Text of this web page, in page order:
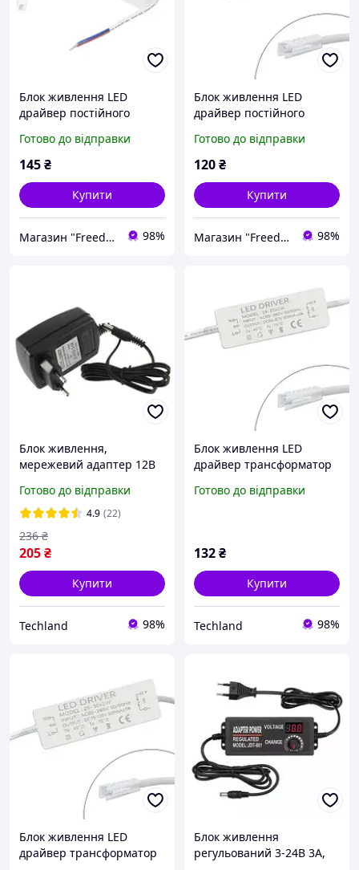
Блок живлення LED
драйвер постійного
AC220В DC75-135В
Готово до відправки
145₴
Купити
Магазин "Freedelivery" 98%
Блок живлення LED
драйвер постійного
AC220В - DC54-87В
Готово до відправки
120₴
Купити
Магазин "Freedelivery" 98%
Блок живлення,
мережевий адаптер 12В
CCTV Arduino, потужність
36Вт, довжина кабелю 1м
Готово до відправки
4.9 (22)
205₴
236 ₴
Купити
Techland 98%
Блок живлення LED
драйвер трансформатор
DC54-87В, 2pin, захист від
Готово до відправки
132₴
Купити
Techland 98%
Блок живлення LED
драйвер трансформатор
Блок живлення
регульований 3-24В 3А,